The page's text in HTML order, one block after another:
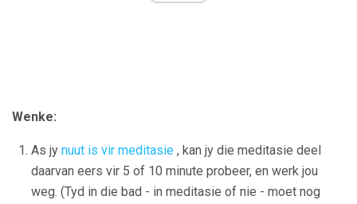
Wenke:
As jy nuut is vir meditasie , kan jy die meditasie deel
daarvan eers vir 5 of 10 minute probeer, en werk jou
weg. (Tyd in die bad - in meditasie of nie - moet nog